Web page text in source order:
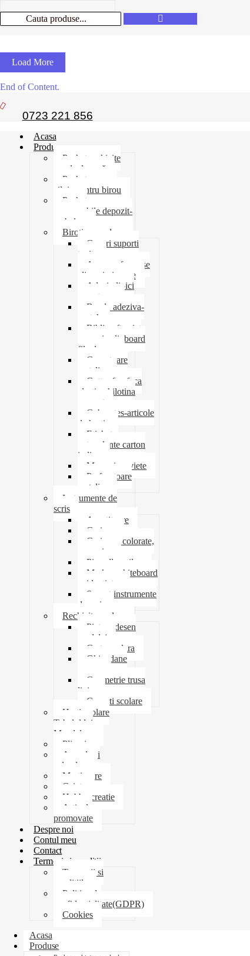
Load More
End of Content.
0723 221 856
Acasa
Produse
Pachet rechizite
școala de vară
Pachet necesar
zilnic pentru birou
Pachet
consumabile depozit-
ambalare
Birotica-produse
Cosuri suporti
tavite
Ace agrafe capse
clipsuri pioneze
Adeziv lipici
corectoare
Banda adeziva-
scotch
Biblioraft caiet
mecanic clipboard
file dosare
Capsatoare
metalice
Cutter foarfeca
elastic ghilotina
magnet
Cub notes-articole
de hartie
Etichete
autocolante carton
indigo
Mape si serviete
Perforatoare
metalice
Instrumente de
scris
Ascutitoare
Carioca
Creioane colorate,
mecanice
Pix roller stilou
Marker whiteboard
evidentiator
Suport instrumente
de scris
Rechizite scolare
Pictura desen
modelaj
Creta scolara
Ghiozdane
Geometrie trusa
liniar
Coperti scolare
Harti scolare
Tabelul lui
Mendeleev
Plicuri
Agende si
calendare
Martisoare
Caiete
Hobby creatie
Articole
promovate
Despre noi
Contul meu
Contact
Termeni si conditii
Termenii si
conditiile
Politica de
confidentialitate(GDPR)
Cookies
Acasa
Produse